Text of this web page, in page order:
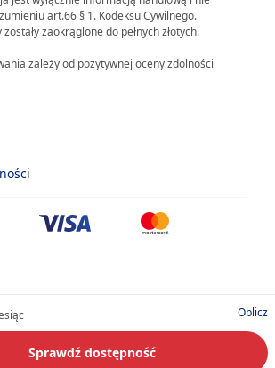
Oblicz
Sprawdź dostępność
art.66 § 1. Kodeksu Cywilnego.
zaokrąglone do pełnych złotych.
zależy od pozytywnej oceny zdolności